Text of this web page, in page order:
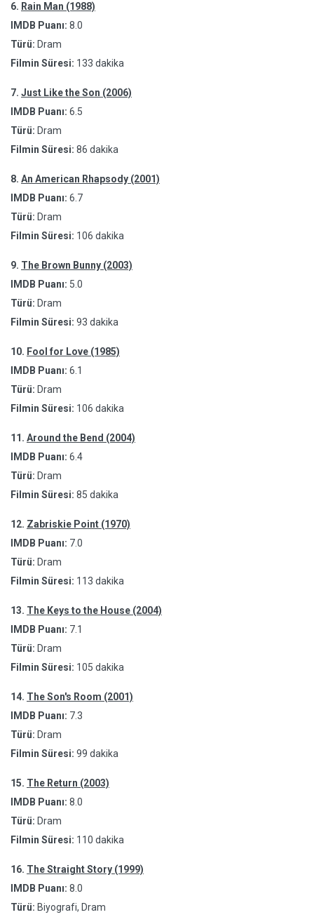
6. Rain Man (1988)
IMDB Puanı: 8.0
Türü: Dram
Filmin Süresi: 133 dakika
7. Just Like the Son (2006)
IMDB Puanı: 6.5
Türü: Dram
Filmin Süresi: 86 dakika
8. An American Rhapsody (2001)
IMDB Puanı: 6.7
Türü: Dram
Filmin Süresi: 106 dakika
9. The Brown Bunny (2003)
IMDB Puanı: 5.0
Türü: Dram
Filmin Süresi: 93 dakika
10. Fool for Love (1985)
IMDB Puanı: 6.1
Türü: Dram
Filmin Süresi: 106 dakika
11. Around the Bend (2004)
IMDB Puanı: 6.4
Türü: Dram
Filmin Süresi: 85 dakika
12. Zabriskie Point (1970)
IMDB Puanı: 7.0
Türü: Dram
Filmin Süresi: 113 dakika
13. The Keys to the House (2004)
IMDB Puanı: 7.1
Türü: Dram
Filmin Süresi: 105 dakika
14. The Son's Room (2001)
IMDB Puanı: 7.3
Türü: Dram
Filmin Süresi: 99 dakika
15. The Return (2003)
IMDB Puanı: 8.0
Türü: Dram
Filmin Süresi: 110 dakika
16. The Straight Story (1999)
IMDB Puanı: 8.0
Türü: Biyografi, Dram